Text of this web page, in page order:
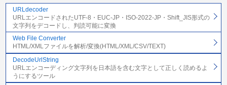
URLdecoder
URLエンコードされたUTF-8・EUC-JP・ISO-2022-JP・Shift_JIS形式の
文字列をデコードし、判読可能に変換
Web File Converter
HTML/XMLファイルを解析/変換(HTML/XML/CSV/TEXT)
DecodeUrlString
URLエンコーディング文字列を日本語を含む文字として正しく読めるよ
うにするツール